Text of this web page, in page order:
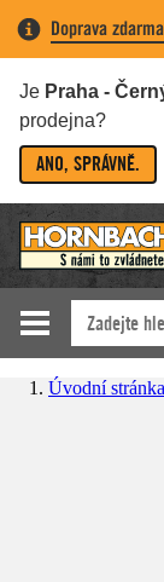
Doprava
Je Praha -
prodejna?
ANO, SPRÁVNĚ.
Úvodní stránka